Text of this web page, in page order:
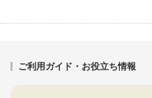
ご利用ガイド・お役立ち情報